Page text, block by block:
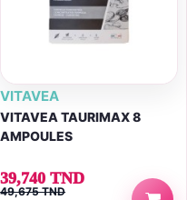
VITAVEA
VITAVEA TAURIMAX 8
AMPOULES
39,740 TND
49,675 TND